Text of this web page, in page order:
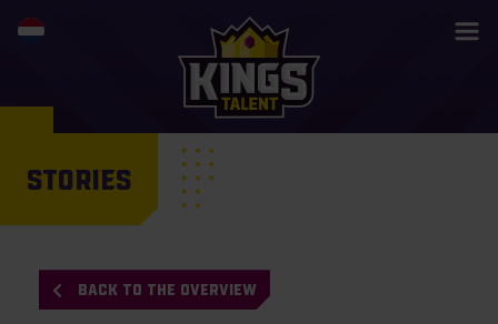
STORIES
BACK TO THE OVERVIEW